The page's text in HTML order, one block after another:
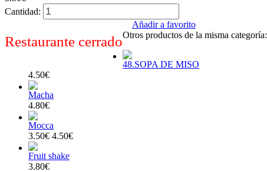
Cantidad:
Restaurante cerrado
Añadir a favorito
Otros productos de la misma categoría:
48.SOPA DE MISO
4.50€
Macha
4.80€
Mocca
3.50€ 4.50€
Fruit shake
3.80€